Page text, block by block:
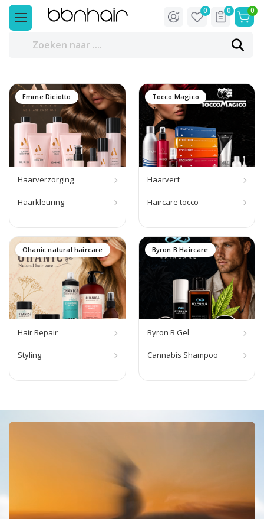
0
0
0
Emme Diciotto
Haarverzorging
Haarkleuring
Tocco Magico
Haarverf
Haircare tocco
Ohanic natural haircare
Hair Repair
Styling
Byron B Haircare
Byron B Gel
Cannabis Shampoo